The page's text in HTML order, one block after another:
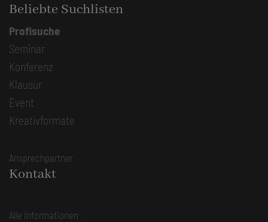
Beliebte Suchlisten
Profisuche
Seminar
Konferenz
Klausur
Event
Kreativformate
Ansprechpartner
Kontakt
Alle Informationen